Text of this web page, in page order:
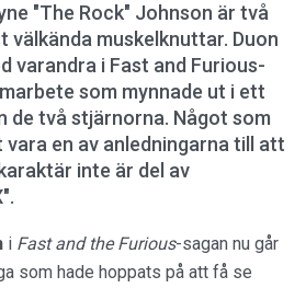
"The Rock" Johnson är två
välkända muskelknuttar. Duon
varandra i Fast and Furious-
som mynnade ut i ett
de två stjärnorna. Något som
en av anledningarna till att
inte är del av
i Fast and the Furious-sagan nu går
som hade hoppats på att få se